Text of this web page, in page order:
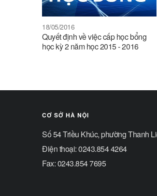
18/05/2016
Quyết định về việc cấp học bổng
học kỳ 2 năm học 2015 - 2016
CƠ SỞ HÀ NỘI
Số 54 Triều Khúc, phường Thanh
Điện thoại: 0243.854 4264
Fax: 0243.854 7695